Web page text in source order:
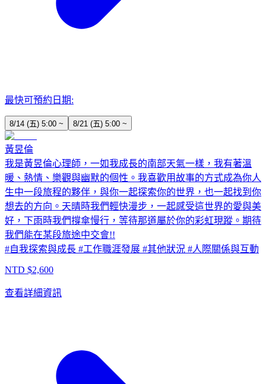
最快可預約日期:
8/14 (五) 5:00 ~ 8/21 (五) 5:00 ~
黃昱倫
我是黃昱倫心理師，一如我成長的南部天氣一樣，我有著溫
暖、熱情、樂觀與幽默的個性。我喜歡用故事的方式成為你人
生中一段旅程的夥伴，與你一起探索你的世界，也一起找到你
想去的方向。天晴時我們輕快漫步，一起感受這世界的愛與美
好，下雨時我們撐傘慢行，等待那道屬於你的彩虹現蹤。期待
我們能在某段旅途中交會!!
#自我探索與成長 #工作職涯發展 #其他狀況 #人際關係與互動
NTD $2,600
查看詳細資訊